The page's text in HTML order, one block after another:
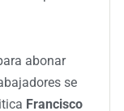
abonar
se
Francisco